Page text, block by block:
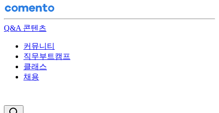
Q&A 콘텐츠
커뮤니티
직무부트캠프
클래스
채용